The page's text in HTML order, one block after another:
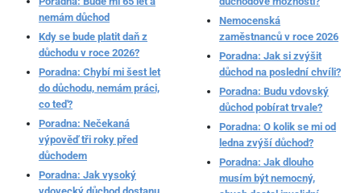
nemám důchod
Kdy se bude platit daň z
důchodu v roce 2026?
Poradna: Chybí mi šest let
do důchodu, nemám práci,
co teď?
Poradna: Nečekaná
výpověď tři roky před
důchodem
Poradna: Jak vysoký
Nemocenská
zaměstnanců v roce 2026
Poradna: Jak si zvýšit
důchod na poslední chvíli?
Poradna: Budu vdovský
důchod pobírat trvale?
Poradna: O kolik se mi od
ledna zvýší důchod?
Poradna: Jak dlouho
musím být nemocný,